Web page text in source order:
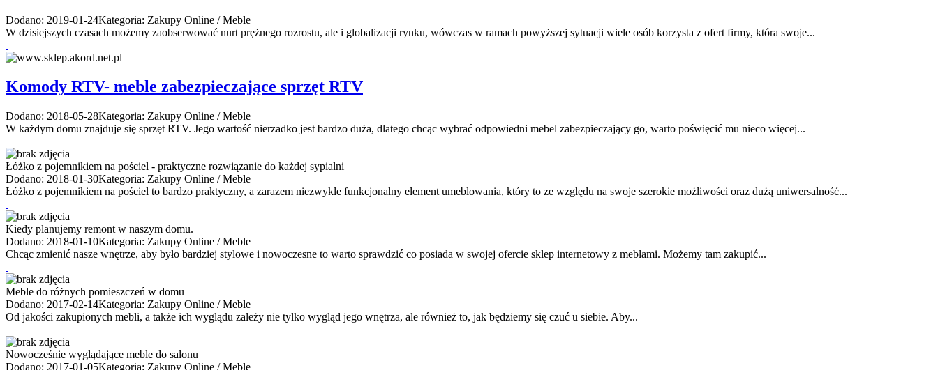
Dodano: 2019-01-24Kategoria: Zakupy Online / Meble
W dzisiejszych czasach możemy zaobserwować nurt prężnego rozrostu, ale i globalizacji rynku, wówczas w ramach powyższej sytuacji wiele osób korzysta z ofert firmy, która swoje...
Komody RTV- meble zabezpieczające sprzęt RTV
Dodano: 2018-05-28Kategoria: Zakupy Online / Meble
W każdym domu znajduje się sprzęt RTV. Jego wartość nierzadko jest bardzo duża, dlatego chcąc wybrać odpowiedni mebel zabezpieczający go, warto poświęcić mu nieco więcej...
Łóżko z pojemnikiem na pościel - praktyczne rozwiązanie do każdej sypialni
Dodano: 2018-01-30Kategoria: Zakupy Online / Meble
Łóżko z pojemnikiem na pościel to bardzo praktyczny, a zarazem niezwykle funkcjonalny element umeblowania, który to ze względu na swoje szerokie możliwości oraz dużą uniwersalność...
Kiedy planujemy remont w naszym domu.
Dodano: 2018-01-10Kategoria: Zakupy Online / Meble
Chcąc zmienić nasze wnętrze, aby było bardziej stylowe i nowoczesne to warto sprawdzić co posiada w swojej ofercie sklep internetowy z meblami. Możemy tam zakupić...
Meble do różnych pomieszczeń w domu
Dodano: 2017-02-14Kategoria: Zakupy Online / Meble
Od jakości zakupionych mebli, a także ich wyglądu zależy nie tylko wygląd jego wnętrza, ale również to, jak będziemy się czuć u siebie. Aby...
Nowocześnie wyglądające meble do salonu
Dodano: 2017-01-05Kategoria: Zakupy Online / Meble